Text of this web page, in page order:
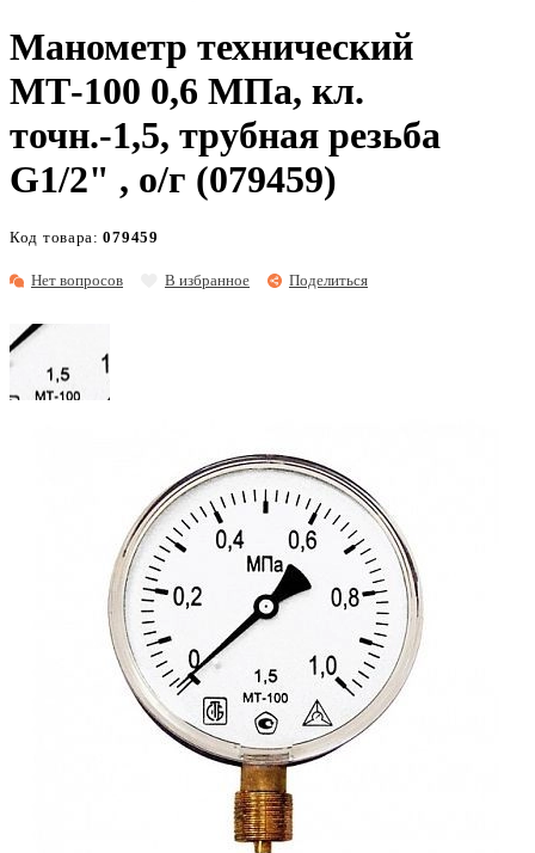
Манометр технический
МТ-100 0,6 МПа, кл.
точн.-1,5, трубная резьба
G1/2" , о/г (079459)
Нет вопросов В избранное Поделиться
Код товара:079459